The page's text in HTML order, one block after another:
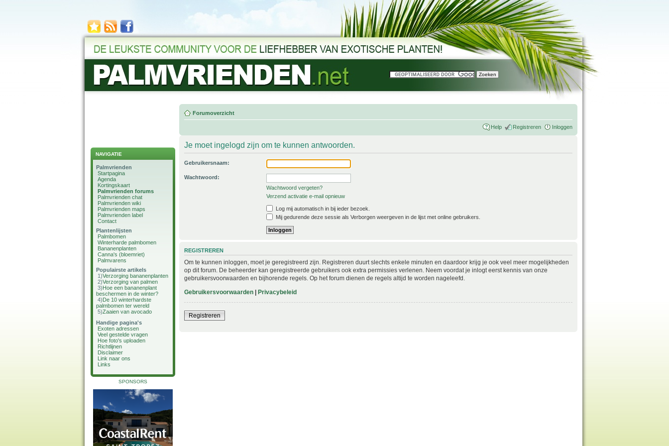
NAVIGATIE
Palmvrienden
Startpagina
Agenda
Kortingskaart
Palmvrienden forums
Palmvrienden chat
Palmvrienden wiki
Palmvrienden maps
Palmvrienden label
Contact
Plantenlijsten
Palmbomen
Winterharde palmbomen
Bananenplanten
Canna's (bloemriet)
Palmvarens
Populairste artikels
1)Verzorging bananenplanten
2)Verzorging van palmen
3)Hoe een bananenplant
beschermen in de winter?
4)De 10 winterhardste
palmbomen ter wereld
5)Zaaien van avocado
Handige pagina's
Exoten adressen
Veel gestelde vragen
Hoe foto's uploaden
Richtlijnen
Disclaimer
Link naar ons
Links
SPONSORS
Forumoverzicht
Help Registreren Inloggen
Je moet ingelogd zijn om te kunnen antwoorden.
Gebruikersnaam:
Wachtwoord:
Wachtwoord vergeten?
Verzend activatie e-mail opnieuw
Log mij automatisch in bij ieder bezoek.
Mij gedurende deze sessie als Verborgen weergeven in de lijst met online gebruikers.
REGISTREREN
Om te kunnen inloggen, moet je geregistreerd zijn. Registreren duurt slechts enkele minuten en daardoor krijg je ook veel meer mogelijkheden
op dit forum. De beheerder kan geregistreerde gebruikers ook extra permissies verlenen. Neem voordat je inlogt eerst kennis van onze
gebruikersvoorwaarden en bijhorende regels. Op het forum dienen de regels altijd te worden nageleefd.
Gebruikersvoorwaarden | Privacybeleid
Registreren